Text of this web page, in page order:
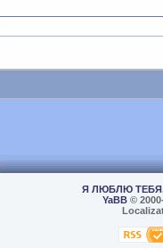
Я ЛЮБЛЮ
YaBB©